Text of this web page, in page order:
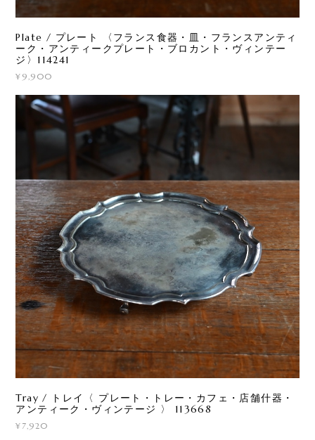
Plate / プレート 〈フランス食器・皿・フランスアンティ
ーク・アンティークプレート・ブロカント・ヴィンテー
ジ〉114241
¥9,900
Tray / トレイ〈 プレート・トレー・カフェ・店舗什器・
アンティーク・ヴィンテージ 〉 113668
¥7,920